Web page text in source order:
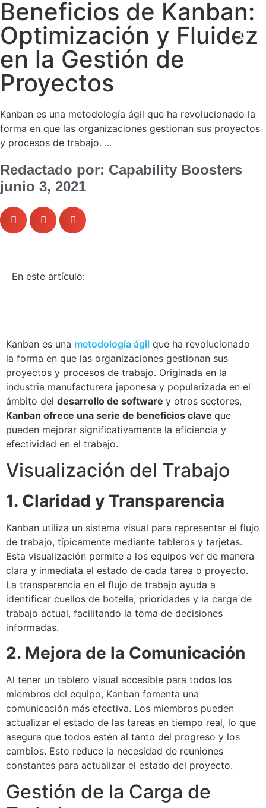
junio 3, 2021
Beneficios de Kanban:
Optimización y Fluidez
en la Gestión de
Proyectos
Kanban es una metodología ágil que ha revolucionado la
forma en que las organizaciones gestionan sus proyectos
y procesos de trabajo. ...
Redactado por: Capability Boosters
En este artículo:
Kanban es una metodología ágil que ha revolucionado
la forma en que las organizaciones gestionan sus
proyectos y procesos de trabajo. Originada en la
industria manufacturera japonesa y popularizada en el
ámbito del desarrollo de software y otros sectores,
Kanban ofrece una serie de beneficios clave que
pueden mejorar significativamente la eficiencia y
efectividad en el trabajo.
Visualización del Trabajo
1. Claridad y Transparencia
Kanban utiliza un sistema visual para representar el flujo
de trabajo, típicamente mediante tableros y tarjetas.
Esta visualización permite a los equipos ver de manera
clara y inmediata el estado de cada tarea o proyecto.
La transparencia en el flujo de trabajo ayuda a
identificar cuellos de botella, prioridades y la carga de
trabajo actual, facilitando la toma de decisiones
informadas.
2. Mejora de la Comunicación
Al tener un tablero visual accesible para todos los
miembros del equipo, Kanban fomenta una
comunicación más efectiva. Los miembros pueden
actualizar el estado de las tareas en tiempo real, lo que
asegura que todos estén al tanto del progreso y los
cambios. Esto reduce la necesidad de reuniones
constantes para actualizar el estado del proyecto.
Gestión de la Carga de